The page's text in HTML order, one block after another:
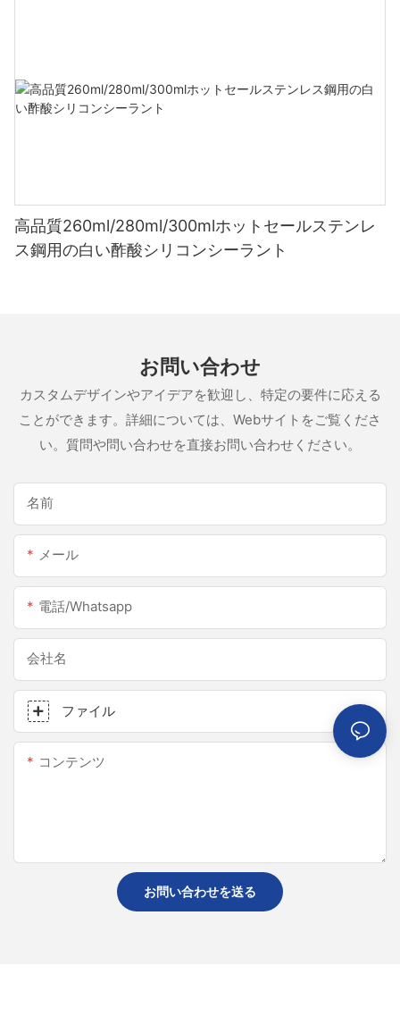
高品質260ml/280ml/300mlホットセールステンレ
ス鋼用の白い酢酸シリコンシーラント
お問い合わせ
カスタムデザインやアイデアを歓迎し、特定の要件に応える
ことができます。詳細については、Webサイトをご覧くださ
い。質問や問い合わせを直接お問い合わせください。
名前
メール
電話/whatsapp
会社名
ファイル
コンテンツ
お問い合わせを送る